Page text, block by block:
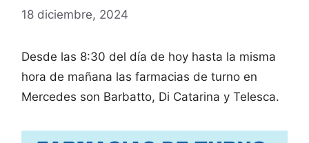
18 diciembre, 2024
Desde las 8:30 del día de hoy hasta la misma
hora de mañana las farmacias de turno en
Mercedes son Barbatto, Di Catarina y Telesca.